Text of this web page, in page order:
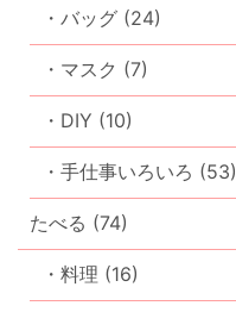
・バッグ (24)
・マスク (7)
・DIY (10)
・手仕事いろいろ (53)
たべる (74)
・料理 (16)